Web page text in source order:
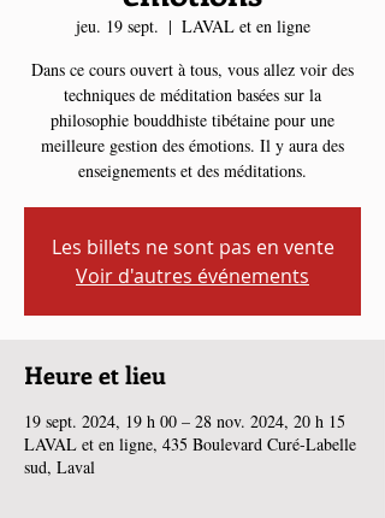
jeu. 19 sept.
  |
LAVAL et en ligne
Dans ce cours ouvert à tous, vous allez voir des
techniques de méditation basées sur la
philosophie bouddhiste tibétaine pour une
meilleure gestion des émotions. Il y aura des
enseignements et des méditations.
Les billets ne sont pas en vente
Voir d'autres événements
Heure et lieu
19 sept. 2024, 19 h 00 – 28 nov. 2024, 20 h 15
LAVAL et en ligne, 435 Boulevard Curé-Labelle
sud, Laval